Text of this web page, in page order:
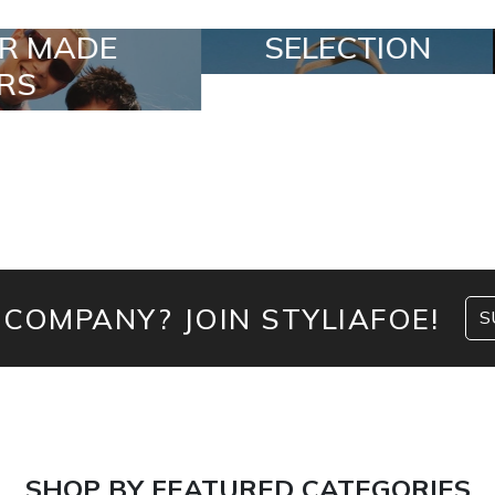
SELECTION SPECIAL LOTS
JOIN STYLIAFOE!
SHOP BY FEATURED CATEGORIES